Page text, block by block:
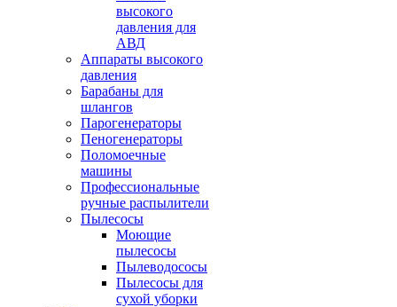
высокого
давления для
АВД
Аппараты высокого
давления
Барабаны для
шлангов
Парогенераторы
Пеногенераторы
Поломоечные
машины
Профессиональные
ручные распылители
Пылесосы
Моющие
пылесосы
Пылеводососы
Пылесосы для
сухой уборки